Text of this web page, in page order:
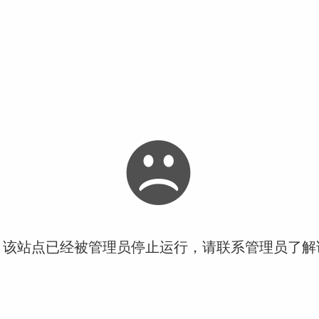
站点已经被管理员停止运行，请联系管理员了